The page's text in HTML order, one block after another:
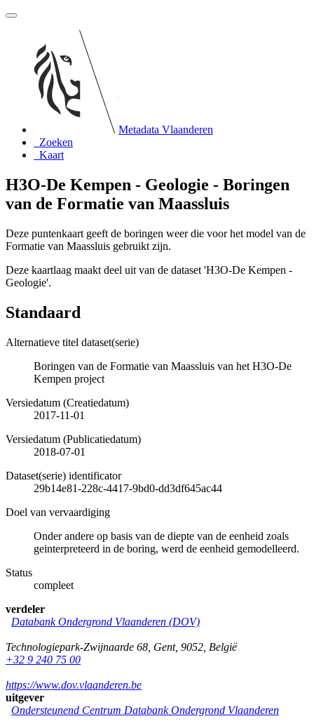
Metadata Vlaanderen
Zoeken
Kaart
H3O-De Kempen - Geologie - Boringen
van de Formatie van Maassluis
Deze puntenkaart geeft de boringen weer die voor het model van de
Formatie van Maassluis gebruikt zijn.
Deze kaartlaag maakt deel uit van de dataset 'H3O-De Kempen -
Geologie'.
Standaard
Alternatieve titel dataset(serie)
Boringen van de Formatie van Maassluis van het H3O-De
Kempen project
Versiedatum (Creatiedatum)
2017-11-01
Versiedatum (Publicatiedatum)
2018-07-01
Dataset(serie) identificator
29b14e81-228c-4417-9bd0-dd3df645ac44
Doel van vervaardiging
Onder andere op basis van de diepte van de eenheid zoals
geinterpreteerd in de boring, werd de eenheid gemodelleerd.
Status
compleet
verdeler
Databank Ondergrond Vlaanderen (DOV)
Technologiepark-Zwijnaarde 68 Gent, 9052 België
+32 9 240 75 00
https://www.dov.vlaanderen.be
uitgever
Ondersteunend Centrum Databank Ondergrond Vlaanderen